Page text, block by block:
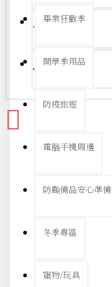
畢業狂歡季
開學季用品
防疫旅遊
電腦手機周邊
防颱備品安心準備
冬季專區
寵物/玩具
銅板好物
優惠總覽